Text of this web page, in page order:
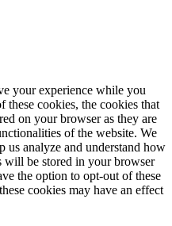
your experience while you
these cookies, the cookies that
on your browser as they are
of the website. We
us analyze and understand how
will be stored in your browser
the option to opt-out of these
cookies may have an effect